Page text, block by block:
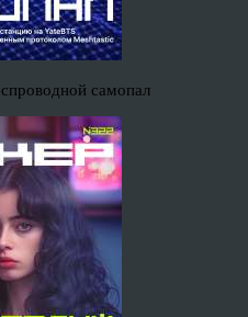
самопал